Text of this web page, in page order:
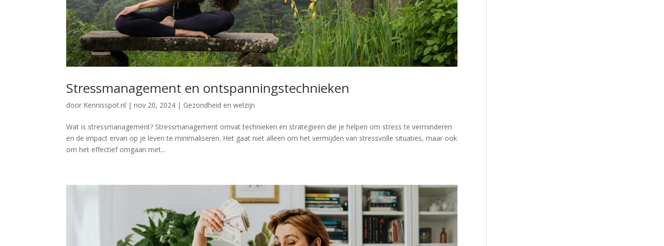
Stressmanagement en ontspanningstechnieken
door Kennisspot.nl |nov 20, 2024 | Gezondheid en welzijn
Wat is stressmanagement? Stressmanagement omvat technieken en strategieën die je helpen om stress te verminderen
en de impact ervan op je leven te minimaliseren. Het gaat niet alleen om het vermijden van stressvolle situaties, maar ook
om het effectief omgaan met...